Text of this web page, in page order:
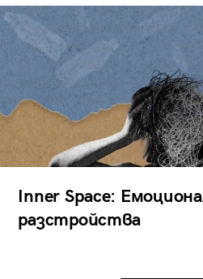
Inner Space:
разстройства